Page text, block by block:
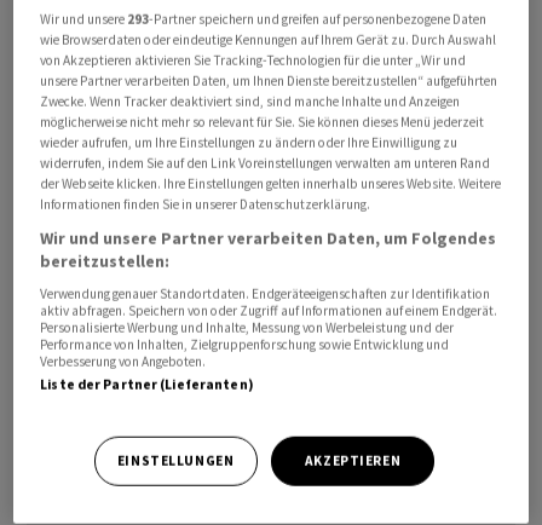
schrieb Ebookers. Zuerst hat der «Blick» online über das
Aus von Ebookers in der Schweiz berichtet.
Bestehende Buchungen auf Ebookers können weiterhin
geändert oder storniert werden. «Ab dem 2. September
2026 werden Hotelbuchungen auf Hotels.com
weitergeführt, einer Marke aus unserer Markenfamilie»,
hiess es. Ebookers und Hotels.com gehören zum US-
Online-Reisekonzern Expedia.
Zu den Gründen für die Schliessung des Schweizer
Angebots von Ebookers machte das Unternehmen keine
Angaben. Nur soviel: «30 Tage nach endgültigem
vergangenen Buchungen, zur Ebookers.ch-Website und
zur App schliessen», hiess es.
Wir und unsere 293-Partner speichern und greifen auf personenbezogene Daten
wie Browserdaten oder eindeutige Kennungen auf Ihrem Gerät zu. Durch Auswahl
von Akzeptieren aktivieren Sie Tracking-Technologien für die unter „Wir und
unsere Partner verarbeiten Daten, um Ihnen Dienste bereitzustellen“ aufgeführten
Zwecke. Wenn Tracker deaktiviert sind, sind manche Inhalte und Anzeigen
möglicherweise nicht mehr so relevant für Sie. Sie können dieses Menü jederzeit
wieder aufrufen, um Ihre Einstellungen zu ändern oder Ihre Einwilligung zu
widerrufen, indem Sie auf den Link Voreinstellungen verwalten am unteren Rand
der Webseite klicken. Ihre Einstellungen gelten innerhalb unseres Website. Weitere
Informationen finden Sie in unserer Datenschutzerklärung.
Wir und unsere Partner verarbeiten Daten, um Folgendes
bereitzustellen:
Verwendung genauer Standortdaten. Endgeräteeigenschaften zur Identifikation
aktiv abfragen. Speichern von oder Zugriff auf Informationen auf einem Endgerät.
Personalisierte Werbung und Inhalte, Messung von Werbeleistung und der
Performance von Inhalten, Zielgruppenforschung sowie Entwicklung und
Verbesserung von Angeboten.
Liste der Partner (Lieferanten)
EINSTELLUNGEN AKZEPTIEREN